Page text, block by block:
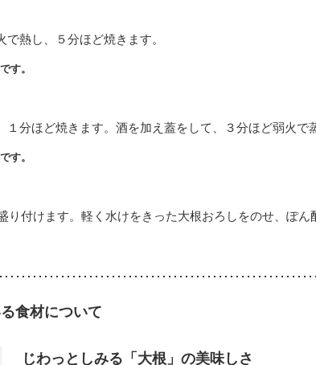
熱し、５分ほど焼きます。
す。
分ほど焼きます。酒を加え蓋をして、３分ほど弱火で
す。
り付けます。軽く水けをきった大根おろしをのせ、ぽん
食材について
じわっとしみる「大根」の美味しさ